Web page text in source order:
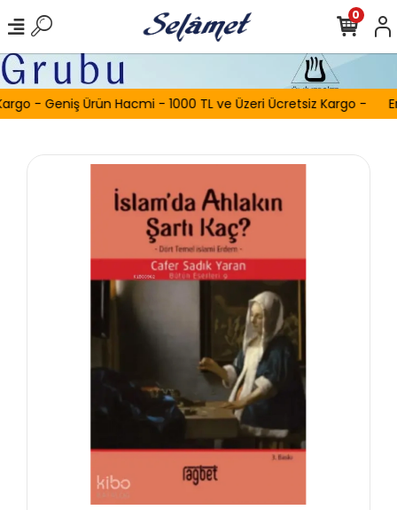
- Geniş Ürün Hacmi - 1000 TL ve Üzeri Ücretsiz Kargo -
0